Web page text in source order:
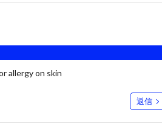
allergy on skin
返信